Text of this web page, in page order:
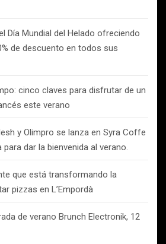
Día Mundial del Helado ofreciendo
de descuento en todos sus
cinco claves para disfrutar de un
este verano
y Olimpro se lanza en Syra Coffe
dar la bienvenida al verano.
que está transformando la
pizzas en L’Empordà
de verano Brunch Electronik, 12